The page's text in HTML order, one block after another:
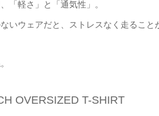
「軽さ」と「通気性」。
いウェアだと、ストレスなく走ること
OVERSIZED T-SHIRT